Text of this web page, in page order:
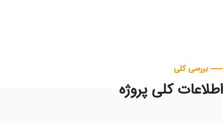
بررسی کلی
اطلاعات کلی پروژه